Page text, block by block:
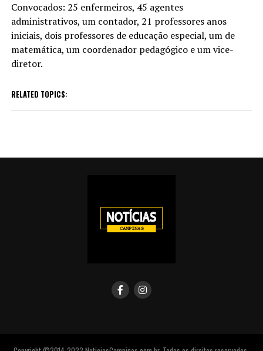
Convocados: 25 enfermeiros, 45 agentes
administrativos, um contador, 21 professores anos
iniciais, dois professores de educação especial, um de
matemática, um coordenador pedagógico e um vice-
diretor.
RELATED TOPICS: